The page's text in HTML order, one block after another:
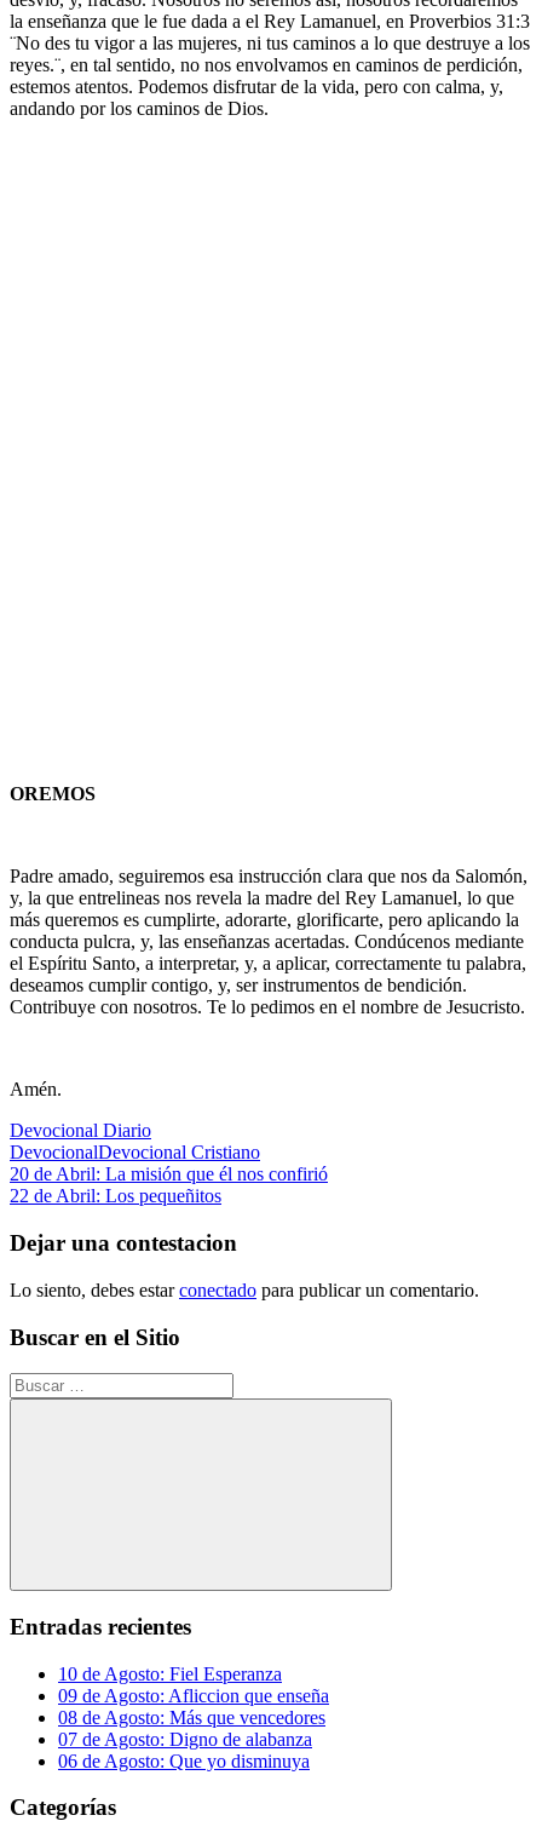
la enseñanza que le fue dada a el Rey Lamanuel, en Proverbios 31:3
¨No des tu vigor a las mujeres, ni tus caminos a lo que destruye a los
reyes.¨, en tal sentido, no nos envolvamos en caminos de perdición,
estemos atentos. Podemos disfrutar de la vida, pero con calma, y,
andando por los caminos de Dios.
OREMOS
Padre amado, seguiremos esa instrucción clara que nos da Salomón,
y, la que entrelineas nos revela la madre del Rey Lamanuel, lo que
más queremos es cumplirte, adorarte, glorificarte, pero aplicando la
conducta pulcra, y, las enseñanzas acertadas. Condúcenos mediante
el Espíritu Santo, a interpretar, y, a aplicar, correctamente tu palabra,
deseamos cumplir contigo, y, ser instrumentos de bendición.
Contribuye con nosotros. Te lo pedimos en el nombre de Jesucristo.
Amén.
Devocional Diario
DevocionalDevocional Cristiano
Navegación
de
entradas
Entrada
anterior:
20 de Abril: La misión que él nos confirió
Siguiente
22 de Abril: Los pequeñitos
Dejar una contestacion
Lo siento, debes estarconectado para publicar un comentario.
Buscar en el Sitio
Buscar:
Buscar
Entradas recientes
10 de Agosto: Fiel Esperanza
09 de Agosto: Afliccion que enseña
08 de Agosto: Más que vencedores
07 de Agosto: Digno de alabanza
06 de Agosto: Que yo disminuya
Categorías